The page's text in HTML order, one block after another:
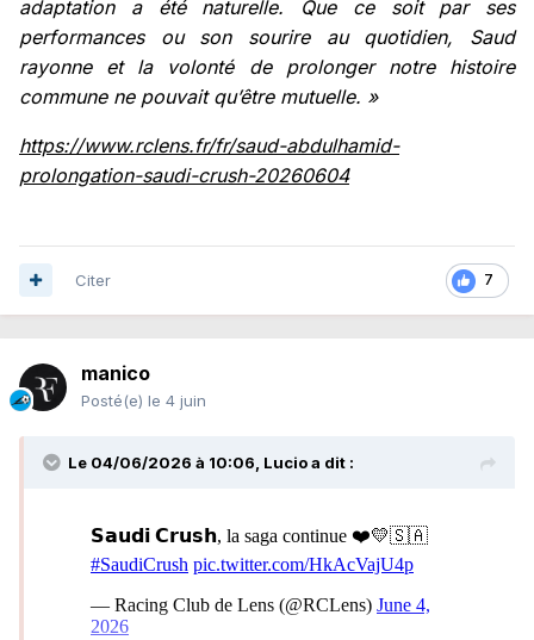
adaptation a été naturelle. Que ce soit par ses
performances ou son sourire au quotidien, Saud
rayonne et la volonté de prolonger notre histoire
commune ne pouvait qu’être mutuelle. »
https://www.rclens.fr/fr/saud-abdulhamid-
prolongation-saudi-crush-20260604
7
Citer
manico
Posté(e) le 4 juin
Le 04/06/2026 à 10:06, Lucioa dit :